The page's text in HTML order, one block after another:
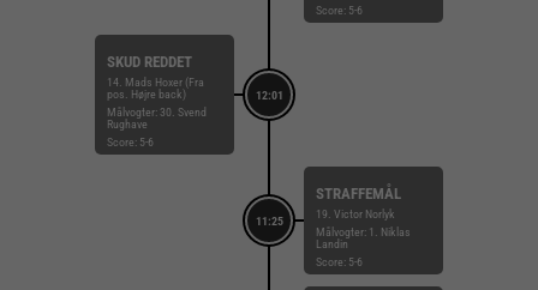
Score: 5-6
12:01
SKUD REDDET
14. Mads Hoxer (Fra
pos. Højre back)
Målvogter: 30. Svend
Rughave
Score: 5-6
11:25
STRAFFEMÅL
19. Victor Norlyk
Målvogter: 1. Niklas
Landin
Score: 5-6